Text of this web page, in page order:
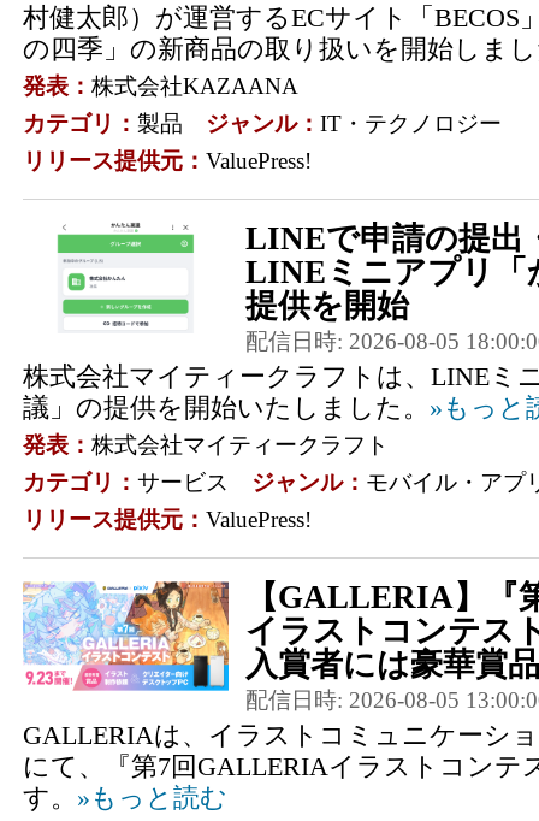
村健太郎）が運営するECサイト「BECOS
の四季」の新商品の取り扱いを開始しま
発表： 株式会社KAZAANA
カテゴリ： 製品 ジャンル： IT・テクノロジー
リリース提供元： ValuePress!
LINEで申請の提出
LINEミニアプリ「
提供を開始
配信日時: 2026-08-05
株式会社マイティークラフトは、LINEミ
議」の提供を開始いたしました。 »もっと
発表： 株式会社マイティークラフト
カテゴリ： サービス ジャンル： モバイル・アプ
リリース提供元： ValuePress!
【GALLERIA】
イラストコンテ
入賞者には豪華賞
配信日時: 2026-08-05
GALLERIAは、イラストコミュニケーシ
にて、『第7回GALLERIAイラストコンテ
す。 »もっと読む